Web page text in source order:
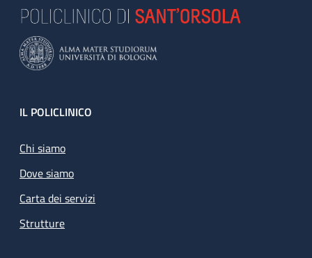
Footer
IL POLICLINICO
Chi siamo
Dove siamo
Carta dei servizi
Strutture